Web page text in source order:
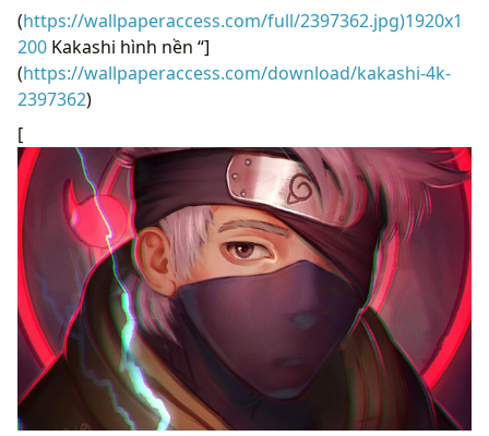
(https://wallpaperaccess.com/full/2397362.jpg)1920x1
200 Kakashi hình nền “]
(https://wallpaperaccess.com/download/kakashi-4k-
2397362)
[